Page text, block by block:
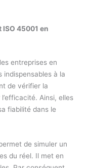
45001 en
entreprises en
indispensables à la
de vérifier la
Ainsi, elles
fiabilité dans le
de simuler un
du réel. Il met en